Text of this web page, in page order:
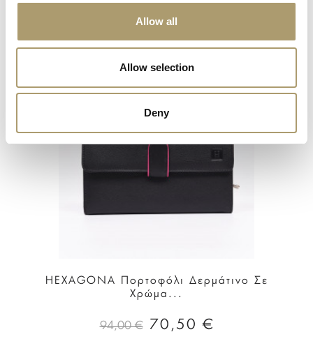
Allow all
Allow selection
Deny
HEXAGONA Πορτοφόλι Δερμάτινο Σε
Χρώμα...
94,00 € 70,50 €